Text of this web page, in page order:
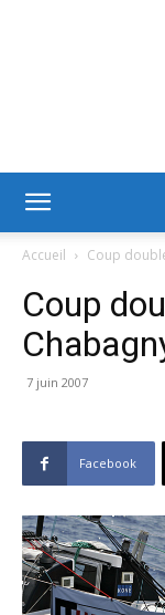
Accueil Coup
Coup
7 juin 2007
Facebook